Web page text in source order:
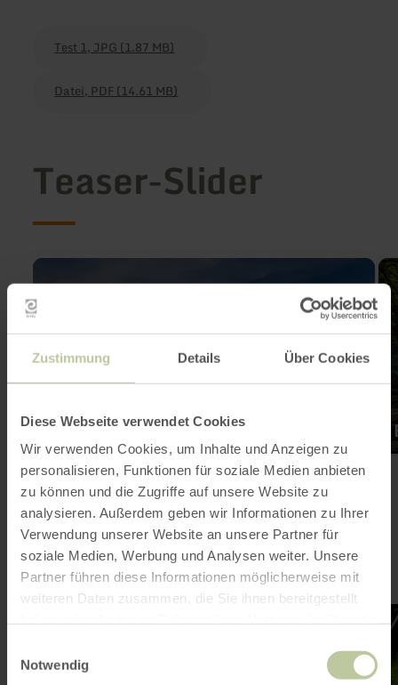
Zustimmung Details Über Cookies
Diese Webseite verwendet Cookies
Wir verwenden Cookies, um Inhalte und Anzeigen zu
personalisieren, Funktionen für soziale Medien anbieten
zu können und die Zugriffe auf unsere Website zu
analysieren. Außerdem geben wir Informationen zu Ihrer
Verwendung unserer Website an unsere Partner für
soziale Medien, Werbung und Analysen weiter. Unsere
Partner führen diese Informationen möglicherweise mit
weiteren Daten zusammen, die Sie ihnen bereitgestellt
Notwendig
Download
Test 1, JPG (1.87 MB)
Download
Datei, PDF (14.61 MB)
Teaser-Slider
Eifel erleben
mehr
Eifel
erleben
zu:
erfahren